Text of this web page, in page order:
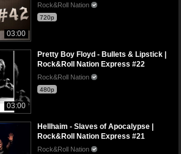
03:00
Rock&Roll Nation
720p
03:00
Pretty Boy Floyd - Bullets & Lipstick |
Rock&Roll Nation Express #22
Rock&Roll Nation
480p
Hellhaim - Slaves of Apocalypse |
Rock&Roll Nation Express #21
Rock&Roll Nation